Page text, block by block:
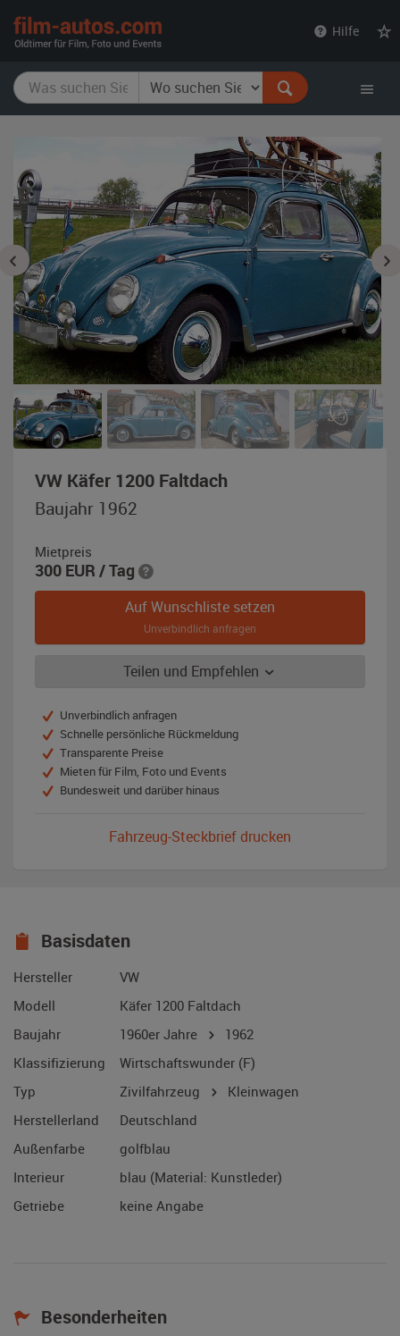
Hilfe
VW Käfer 1200 Faltdach
Baujahr 1962
Mietpreis
300 EUR / Tag
Auf Wunschliste setzen
Unverbindlich anfragen
Teilen und Empfehlen
Unverbindlich anfragen
Schnelle persönliche Rückmeldung
Transparente Preise
Mieten für Film, Foto und Events
Bundesweit und darüber hinaus
Fahrzeug-Steckbrief drucken
Basisdaten
Hersteller
VW
Modell
Käfer 1200 Faltdach
Baujahr
1960er Jahre
1962
Klassifizierung
Wirtschaftswunder (F)
Typ
Zivilfahrzeug
Kleinwagen
Herstellerland
Deutschland
Außenfarbe
golfblau
Interieur
blau (Material: Kunstleder)
Getriebe
keine Angabe
Besonderheiten